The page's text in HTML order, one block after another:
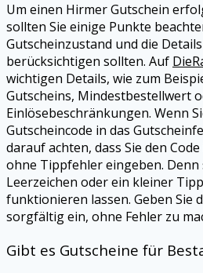
Um einen HirmerGutschein
sollten Sie einige Punkte
Gutscheinzustand und die
berücksichtigen sollten. Auf
wichtigen Details, wie zum
Gutscheins, Mindestbestellwert
Einlösebeschränkungen. Wenn
Gutscheincode in das
darauf achten, dass Sie den
ohne Tippfehler eingeben. Denn
Leerzeichen oder ein kleiner
funktionieren lassen. Geben Sie
sorgfältig ein, ohne Fehler zu
Gibt es Gutscheine für